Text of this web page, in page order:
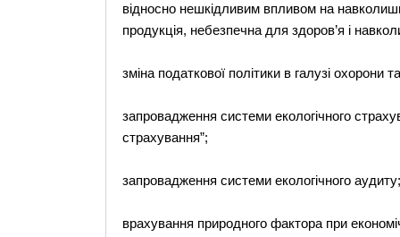
відносно нешкідливим впливом на
продукція, небезпечна для здоров’я і
зміна податкової політики в галузі охорони
запровадження системи екологічного
страхування”;
запровадження системи екологічного аудиту;
врахування природного фактора при